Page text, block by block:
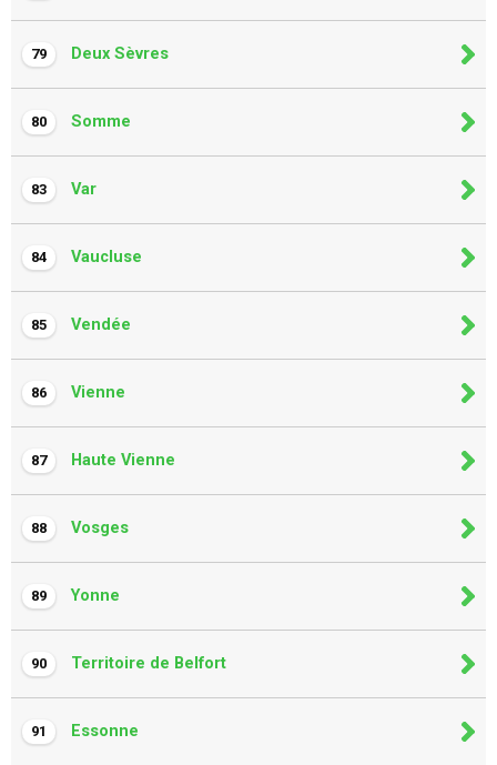
79 Deux Sèvres
80 Somme
83 Var
84 Vaucluse
85 Vendée
86 Vienne
87 Haute Vienne
88 Vosges
89 Yonne
90 Territoire de Belfort
91 Essonne